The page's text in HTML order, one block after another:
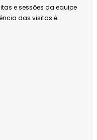
e sessões da equipe
das visitas é